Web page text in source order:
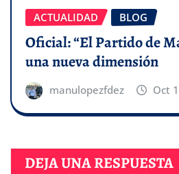
ACTUALIDAD BLOG
Oficial: “El Partido de
una nueva dimensión
manulopezfdez Oct
DEJA UNA RESPUESTA